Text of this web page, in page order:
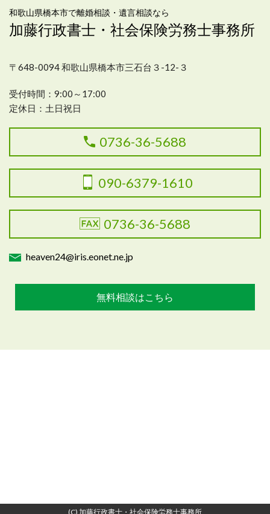
和歌山県橋本市で離婚相談・遺言相談なら
加藤行政書士・社会保険労務士事務所
〒648-0094 和歌山県橋本市三石台３-12-３
受付時間：9:00～17:00
定休日：土日祝日
0736-36-5688
090-6379-1610
0736-36-5688
heaven24@iris.eonet.ne.jp
無料相談はこちら
(C) 加藤行政書士・社会保険労務士事務所